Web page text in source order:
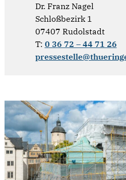
Dr. Franz Nagel
Schloßbezirk 1
07407 Rudolstadt
T: 0 36 72 – 44 71 26